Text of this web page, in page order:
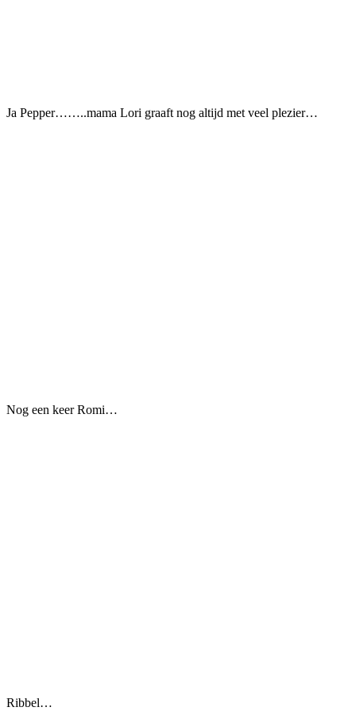
Ja Pepper……..mama Lori graaft nog altijd met veel plezier…
Nog een keer Romi…
Ribbel…